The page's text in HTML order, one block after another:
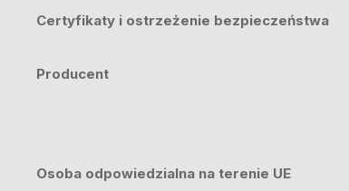
Certyfikaty i ostrzeżenie bezpieczeństwa
Producent
Osoba odpowiedzialna na terenie UE